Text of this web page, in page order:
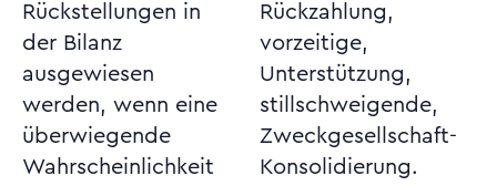
Rückstellungen in
der Bilanz
ausgewiesen
werden, wenn eine
überwiegende
Wahrscheinlichkeit
Rückzahlung,
vorzeitige,
Unterstützung,
stillschweigende,
Zweckgesellschaft-
Konsolidierung.